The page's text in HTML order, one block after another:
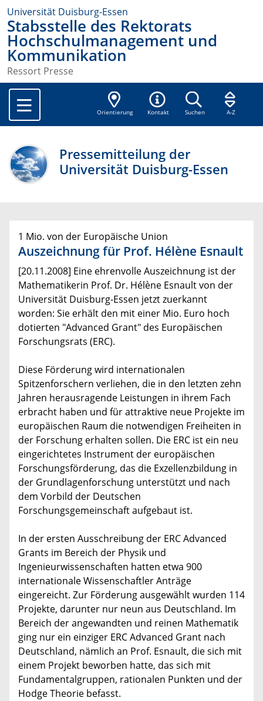
Universität Duisburg-Essen
Stabsstelle des Rektorats
Hochschulmanagement und
Kommunikation
Ressort Presse
Orientierung Kontakt Suchen A-Z
Pressemitteilung der
Universität Duisburg-Essen
1 Mio. von der Europäische Union
Auszeichnung für Prof. Hélène Esnault
[20.11.2008] Eine ehrenvolle Auszeichnung ist der
Mathematikerin Prof. Dr. Hélène Esnault von der
Universität Duisburg-Essen jetzt zuerkannt
worden: Sie erhält den mit einer Mio. Euro hoch
dotierten "Advanced Grant" des Europäischen
Forschungsrats (ERC).
Diese Förderung wird internationalen
Spitzenforschern verliehen, die in den letzten zehn
Jahren herausragende Leistungen in ihrem Fach
erbracht haben und für attraktive neue Projekte im
europäischen Raum die notwendigen Freiheiten in
der Forschung erhalten sollen. Die ERC ist ein neu
eingerichtetes Instrument der europäischen
Forschungsförderung, das die Exzellenzbildung in
der Grundlagenforschung unterstützt und nach
dem Vorbild der Deutschen
Forschungsgemeinschaft aufgebaut ist.
In der ersten Ausschreibung der ERC Advanced
Grants im Bereich der Physik und
Ingenieurwissenschaften hatten etwa 900
internationale Wissenschaftler Anträge
eingereicht. Zur Förderung ausgewählt wurden 114
Projekte, darunter nur neun aus Deutschland. Im
Bereich der angewandten und reinen Mathematik
ging nur ein einziger ERC Advanced Grant nach
Deutschland, nämlich an Prof. Esnault, die sich mit
einem Projekt beworben hatte, das sich mit
Fundamentalgruppen, rationalen Punkten und der
Hodge Theorie befasst.